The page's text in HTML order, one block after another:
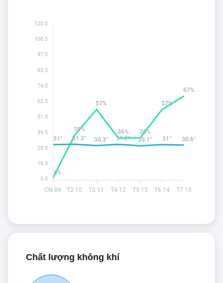
CN 09 T2 10 T3 11 T4 12 T5 13 T6 14 T7 15
31° 31.3° 30.3° 31.2° 30.1° 31° 30.6°
6%
38%
57%
36% 36%
57%
67%
120.0
108.5
97.0
85.5
74.0
62.5
51.0
39.5
28.0
16.5
5.0
Chất lượng không khí